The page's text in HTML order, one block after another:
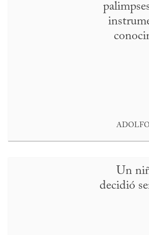
Un
decidió